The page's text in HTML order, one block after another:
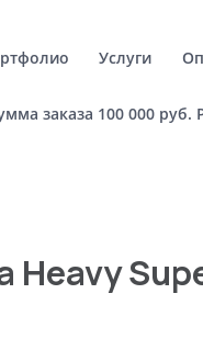
Услуги
заказа 100 000
Heavy